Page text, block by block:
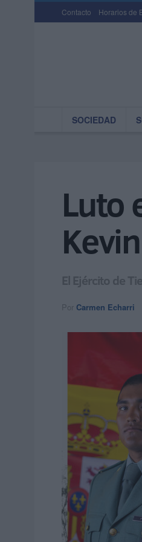
Contacto Horarios de
SOCIEDAD
Luto
El Ejército de
Por Carmen Echarri